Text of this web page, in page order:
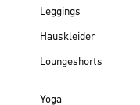
Leggings
Hauskleider
Loungeshorts
Yoga